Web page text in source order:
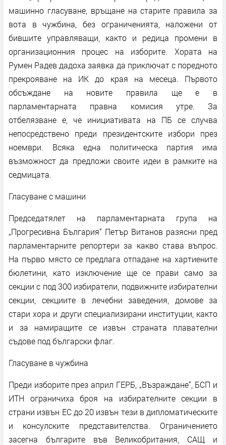
машинно гласуване, връщане на старите правила за
вота в чужбина, без ограниченията, наложени от
бившите управляващи, както и редица промени в
организационния процес на изборите. Хората на
Румен Радев дадоха заявка да приключат с поредното
прекрояване на ИК до края на месеца. Първото
обсъждане на новите правила ще е в
парламентарната правна комисия утре. За
отбелязване е, че инициативата на ПБ се случва
непосредствено преди президентските избори през
ноември. Всяка една политическа партия има
възможност да предложи своите идеи в рамките на
седмицата.
Гласуване с машини
Председатялет на парламентарната група на
„Прогресивна България“ Петър Витанов разясни пред
парламентарните репортери за какво става въпрос.
На първо място се предлага отпадане на хартиените
бюлетини, като изключение ще се прави само за
секции с под 300 избиратели, подвижните избирателни
секции, секциите в лечебни заведения, домове за
стари хора и други специализирани институции, както
и за намиращите се извън страната плавателни
съдове под български флаг.
Гласуване в чужбина
Преди изборите през април ГЕРБ, „Възраждане“, БСП и
ИТН ограничиха броя на избирателните секции в
страни извън ЕС до 20 извън тези в дипломатическите
и консулските представителства. Ограничението
засегна българите във Великобритания, САЩ и